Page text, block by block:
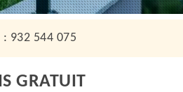
: 932 544 075
GRATUIT